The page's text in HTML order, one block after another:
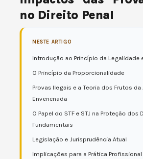
no Direito Penal
NESTE ARTIGO
Introdução ao Princípio da Legalidade
O Princípio da Proporcionalidade
Provas Ilegais e a Teoria dos Frutos da
Envenenada
O Papel do STF e STJ na Proteção dos
Fundamentais
Legislação e Jurisprudência Atual
Implicações para a Prática Profissional